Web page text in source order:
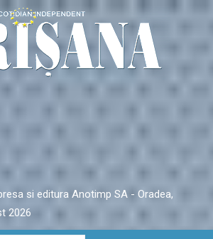
si editura Anotimp SA - Oradea,
2026